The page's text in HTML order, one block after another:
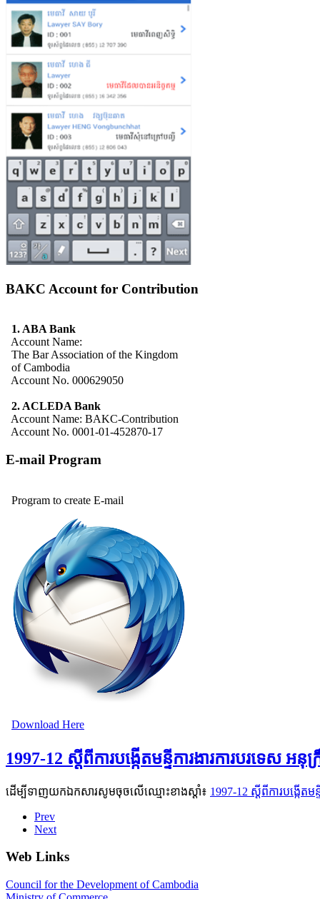
BAKC Account for Contribution
1. ABA Bank
Account Name:
The Bar Association of the Kingdom
of Cambodia
Account No. 000629050
2. ACLEDA Bank
Account Name: BAKC-Contribution
Account No. 0001-01-452870-17
E-mail Program
Program to create E-mail
Download Here
1997-12 ស្ដីពីការបង្កើតមន្ទីការងារការបរទេស អ
ដើម្បីទាញយកឯកសារសូមចុចលើឈ្មោះខាងស្តាំ៖ 1997-12 ស្ដីពីការបង្កើត
Prev
Next
Web Links
Council for the Development of Cambodia